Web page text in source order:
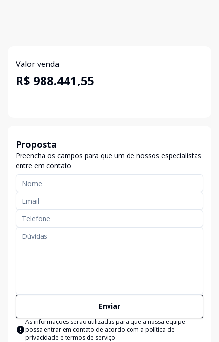
Valor venda
R$ 988.441,55
Proposta
Preencha os campos para que um de nossos especialistas
entre em contato
Enviar
As informações serão utilizadas para que a nossa equipe
possa entrar em contato de acordo com a política de
privacidade e termos de serviço